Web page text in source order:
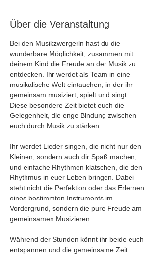
Über die Veranstaltung
Bei den Musikzwergerln hast du die
wunderbare Möglichkeit, zusammen mit
deinem Kind die Freude an der Musik zu
entdecken. Ihr werdet als Team in eine
musikalische Welt eintauchen, in der ihr
gemeinsam musiziert, spielt und singt.
Diese besondere Zeit bietet euch die
Gelegenheit, die enge Bindung zwischen
euch durch Musik zu stärken.
Ihr werdet Lieder singen, die nicht nur den
Kleinen, sondern auch dir Spaß machen,
und einfache Rhythmen klatschen, die den
Rhythmus in euer Leben bringen. Dabei
steht nicht die Perfektion oder das Erlernen
eines bestimmten Instruments im
Vordergrund, sondern die pure Freude am
gemeinsamen Musizieren.
Während der Stunden könnt ihr beide euch
entspannen und die gemeinsame Zeit